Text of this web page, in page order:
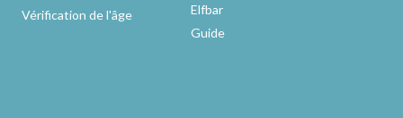
Vérification de l'âge
Elfbar
Guide